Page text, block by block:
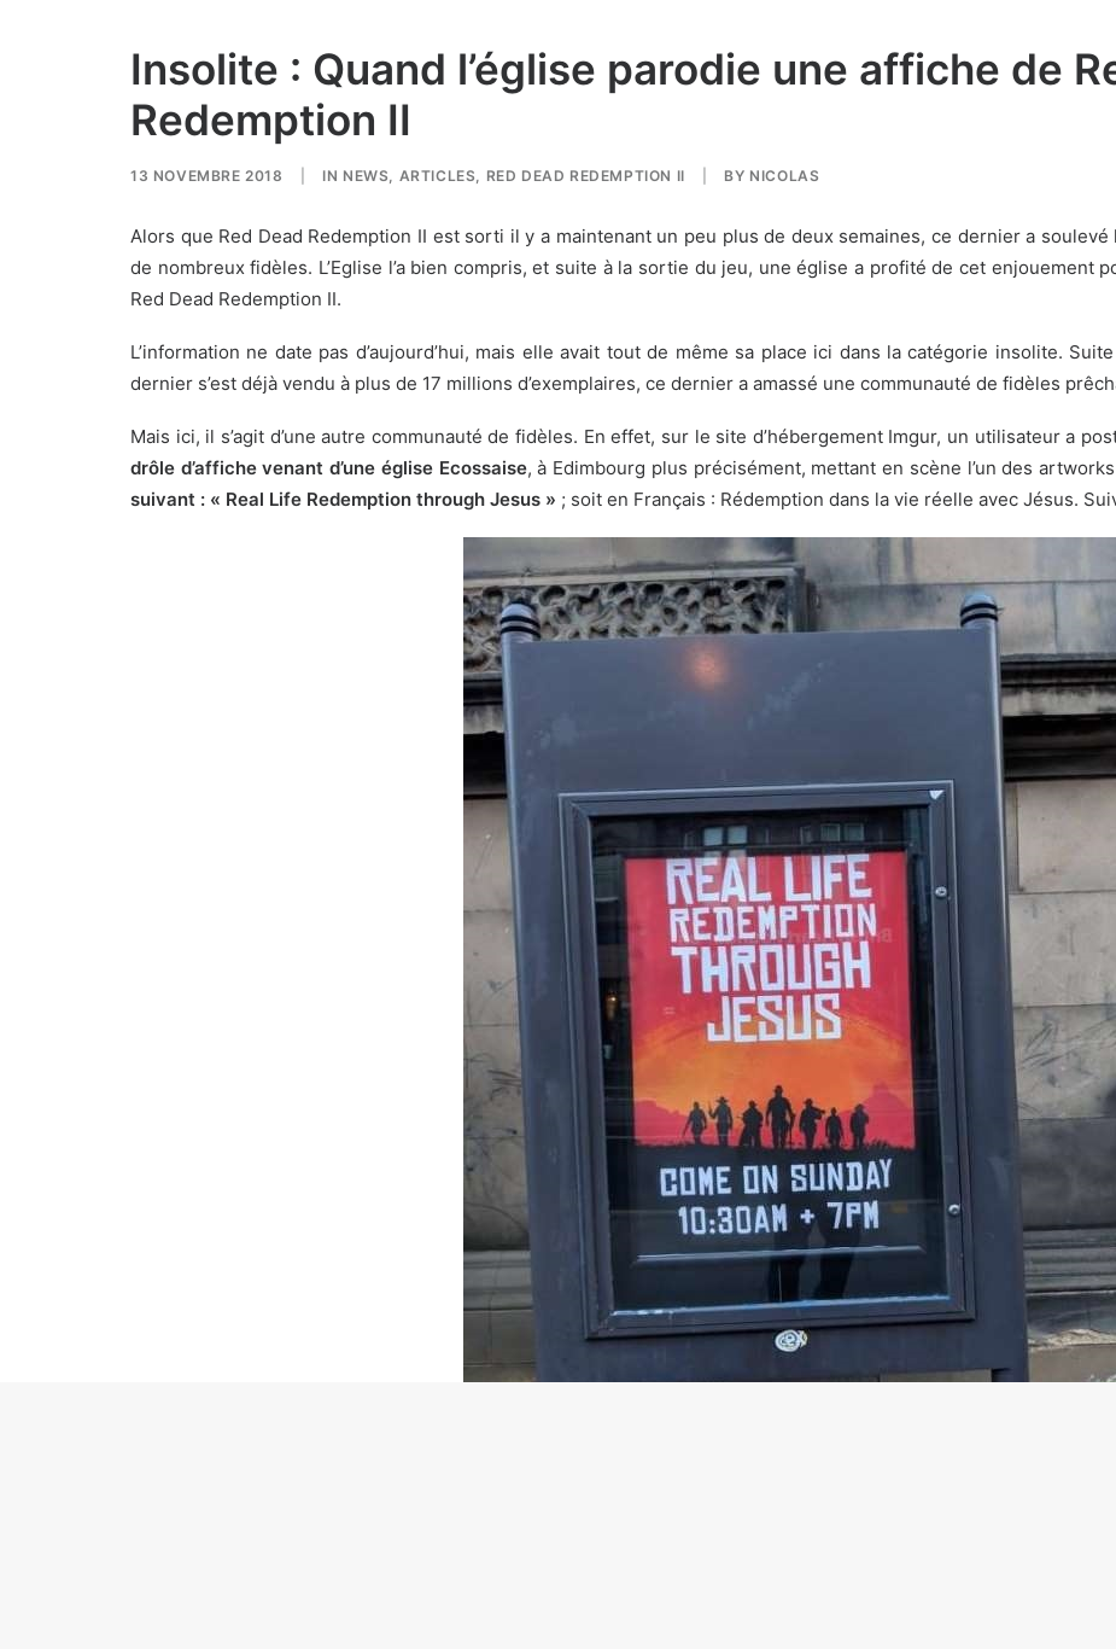
Insolite : Quand l’église parodie une affiche de
Redemption II
13 NOVEMBRE 2018 IN NEWS, ARTICLES, RED DEAD REDEMPTION II BY NICOLAS
Alors que Red Dead Redemption II est sorti il y a maintenant un peu plus de deux semaines, ce dernier a
de nombreux fidèles. L’Eglise l’a bien compris, et suite à la sortie du jeu, une église a profité de cet enjouement
Red Dead Redemption II.
L’information ne date pas d’aujourd’hui, mais elle avait tout de même sa place ici dans la catégorie insolite.
dernier s’est déjà vendu à plus de 17 millions d’exemplaires, ce dernier a amassé une communauté de fidèles
Mais ici, il s’agit d’une autre communauté de fidèles. En effet, sur le site d’hébergement Imgur, un utilisateur a
drôle d’affiche venant d’une église Ecossaise, à Edimbourg plus précisément, mettant en scène l’un des
suivant : « Real Life Redemption through Jesus » ; soit en Français : Rédemption dans la vie réelle avec Jésus.